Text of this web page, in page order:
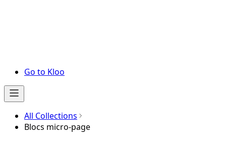
Go to Kloo
All Collections
Blocs micro-page